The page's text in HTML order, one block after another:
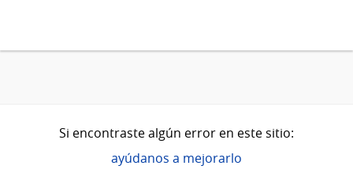
Si encontraste algún error en este sitio:
ayúdanos a mejorarlo